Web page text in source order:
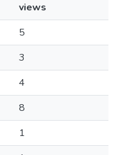
views
5
3
4
8
1